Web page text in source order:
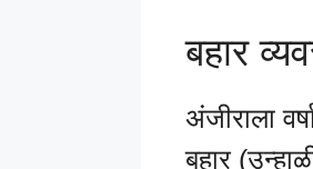
बहार
अंजीराला
बहार